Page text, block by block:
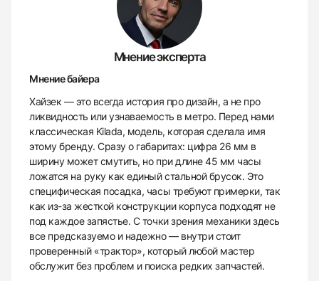
Мнение эксперта
Мнение байера
Хайзек — это всегда история про дизайн, а не про
ликвидность или узнаваемость в метро. Перед нами
классическая Kilada, модель, которая сделала имя
этому бренду. Сразу о габаритах: цифра 26 мм в
ширину может смутить, но при длине 45 мм часы
ложатся на руку как единый стальной брусок. Это
специфическая посадка, часы требуют примерки, так
как из-за жесткой конструкции корпуса подходят не
под каждое запястье. С точки зрения механики здесь
все предсказуемо и надежно — внутри стоит
проверенный «трактор», который любой мастер
обслужит без проблем и поиска редких запчастей.